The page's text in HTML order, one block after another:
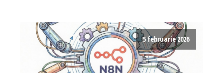
5 februarie 2026